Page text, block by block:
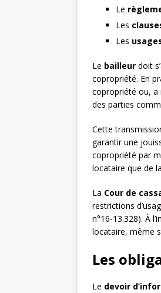
Le
Les
Les
Le bailleur doit
copropriété. En
copropriété ou, a
des parties
Cette
garantir une
copropriété par
locataire que de
La Cour de
restrictions
n°16-13.328). À
locataire, même
Les
Le devoir